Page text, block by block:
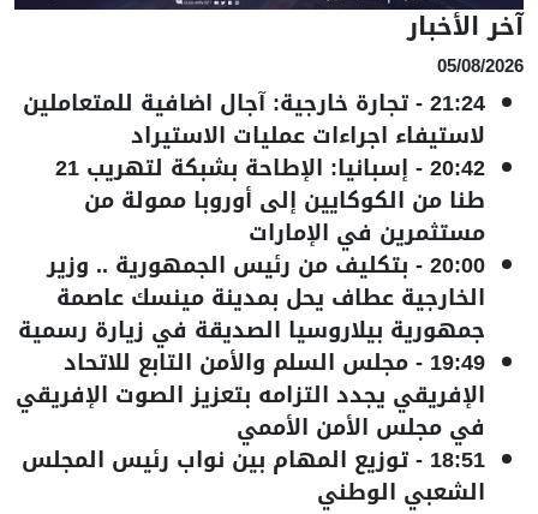
آخر الأخبار
05/08/2026
21:24
-تجارة خارجية: آجال اضافية للمتعاملين
لاستيفاء اجراءات عمليات الاستيراد
20:42
- إسبانيا: الإطاحة بشبكة لتهريب 21
طنا من الكوكايين إلى أوروبا ممولة من
مستثمرين في الإمارات
20:00
- بتكليف من رئيس الجمهورية .. وزير
الخارجية عطاف يحل بمدينة مينسك عاصمة
جمهورية بيلاروسيا الصديقة في زيارة رسمية
19:49
-مجلس السلم والأمن التابع للاتحاد
الإفريقي يجدد التزامه بتعزيز الصوت الإفريقي
في مجلس الأمن الأممي
18:51
-توزيع المهام بين نواب رئيس المجلس
الشعبي الوطني